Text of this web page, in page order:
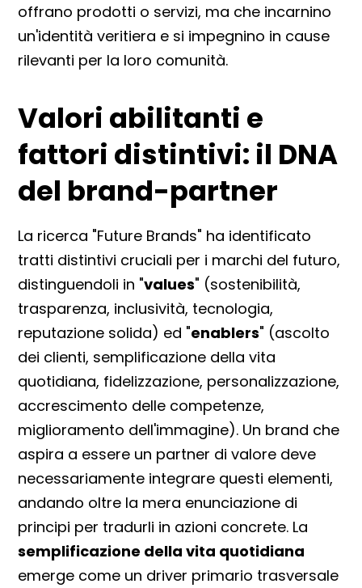
offrano prodotti o servizi, ma che incarnino
un'identità veritiera e si impegnino in cause
rilevanti per la loro comunità.
Valori abilitanti e
fattori distintivi: il DNA
del brand-partner
La ricerca "Future Brands" ha identificato
tratti distintivi cruciali per i marchi del futuro,
distinguendoli in "values" (sostenibilità,
trasparenza, inclusività, tecnologia,
reputazione solida) ed "enablers" (ascolto
dei clienti, semplificazione della vita
quotidiana, fidelizzazione, personalizzazione,
accrescimento delle competenze,
miglioramento dell'immagine). Un brand che
aspira a essere un partner di valore deve
necessariamente integrare questi elementi,
andando oltre la mera enunciazione di
principi per tradurli in azioni concrete. La
semplificazione della vita quotidiana
emerge come un driver primario trasversale